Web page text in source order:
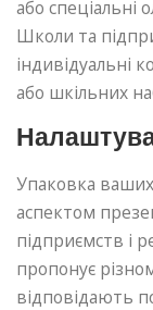
або спеціальні
Школи та
індивідуальні
або шкільних
Упаковка
аспектом
підприємств і
пропонує
відповідають